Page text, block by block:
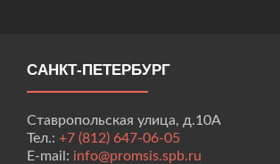
САНКТ-ПЕТЕРБУРГ
Ставропольская улица, д.10А
Тел.: +7 (812) 647-06-05
E-mail: info@promsis.spb.ru